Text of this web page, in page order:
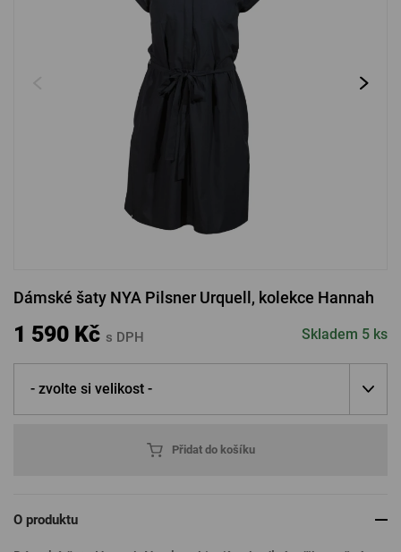
Zapomenuté heslo Nová registrace
PŘIHLÁSIT PŘES FACEBOOK
PŘIHLÁSIT PŘES SEZNAM
Dámské šaty NYA Pilsner Urquell, kolekce Hannah
1 590 Kč s DPH Skladem 5 ks
- zvolte si velikost -
Přidat do košíku
O produktu